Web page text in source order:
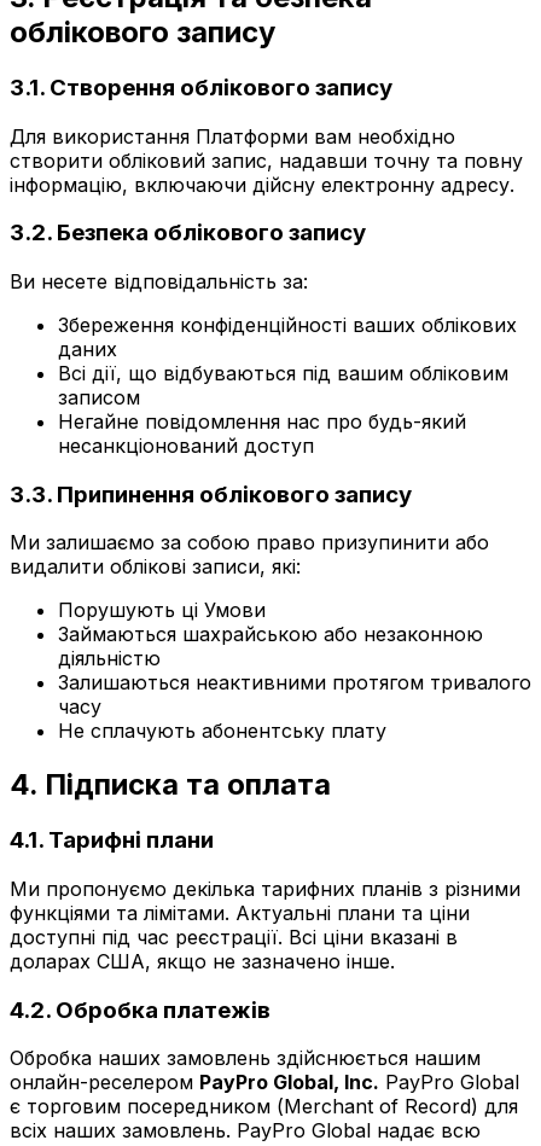
облікового запису
3.1. Створення облікового запису
Для використання Платформи вам необхідно
створити обліковий запис, надавши точну та повну
інформацію, включаючи дійсну електронну адресу.
3.2. Безпека облікового запису
Ви несете відповідальність за:
Збереження конфіденційності ваших облікових
даних
Всі дії, що відбуваються під вашим обліковим
записом
Негайне повідомлення нас про будь-який
несанкціонований доступ
3.3. Припинення облікового запису
Ми залишаємо за собою право призупинити або
видалити облікові записи, які:
Порушують ці Умови
Займаються шахрайською або незаконною
діяльністю
Залишаються неактивними протягом тривалого
часу
Не сплачують абонентську плату
4. Підписка та оплата
4.1. Тарифні плани
Ми пропонуємо декілька тарифних планів з різними
функціями та лімітами. Актуальні плани та ціни
доступні під час реєстрації. Всі ціни вказані в
доларах США, якщо не зазначено інше.
4.2. Обробка платежів
Обробка наших замовлень здійснюється нашим
онлайн-реселером PayPro Global, Inc. PayPro Global
є торговим посередником (Merchant of Record) для
всіх наших замовлень. PayPro Global надає всю